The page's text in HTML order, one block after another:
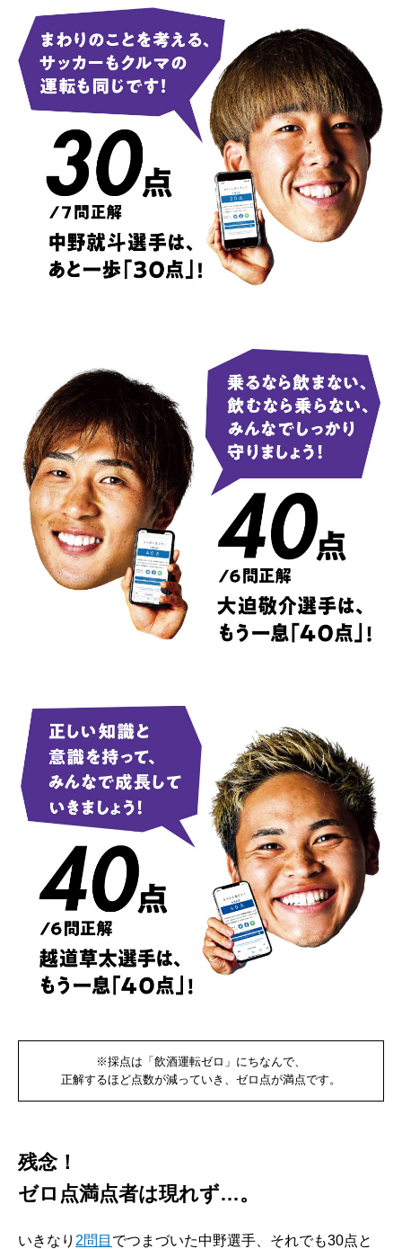
※採点は「飲酒運転ゼロ」にちなんで、
正解するほど点数が減っていき、ゼロ点が満点です。
残念！
ゼロ点満点者は現れず…。
いきなり 2問目 でつまづいた中野選手、それでも30点と